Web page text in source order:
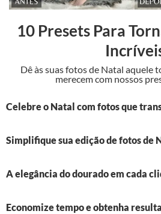
10 Presets Para
Dê às suas fotos de Natal aquele
merecem com nossos
Celebre o Natal com fotos que
Simplifique sua edição de fotos de
A elegância do dourado em cada
Economize tempo e obtenha